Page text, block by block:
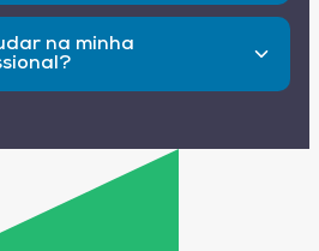
com metas e
nova conversa futura.
na minha